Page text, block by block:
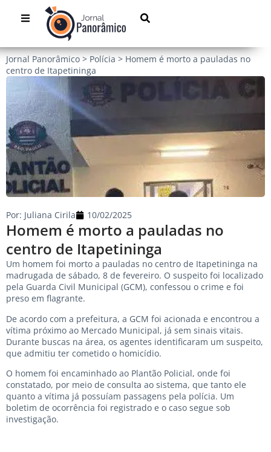
Jornal Panorâmico > Polícia > Homem é morto a pauladas no
centro de Itapetininga
Homem é morto a pauladas no
centro de Itapetininga
Por: Juliana Cirila 10/02/2025
Um homem foi morto a pauladas no centro de Itapetininga na
madrugada de sábado, 8 de fevereiro. O suspeito foi localizado
pela Guarda Civil Municipal (GCM), confessou o crime e foi
preso em flagrante.
De acordo com a prefeitura, a GCM foi acionada e encontrou a
vítima próximo ao Mercado Municipal, já sem sinais vitais.
Durante buscas na área, os agentes identificaram um suspeito,
que admitiu ter cometido o homicídio.
O homem foi encaminhado ao Plantão Policial, onde foi
constatado, por meio de consulta ao sistema, que tanto ele
quanto a vítima já possuíam passagens pela polícia. Um
boletim de ocorrência foi registrado e o caso segue sob
investigação.